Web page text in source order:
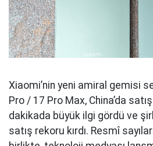
Xiaomi’nin yeni amiral gemisi
Pro / 17 Pro Max, China’da
dakikada büyük ilgi gördü ve
satış rekoru kırdı. Resmî